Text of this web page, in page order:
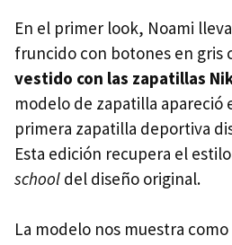
En el primer look, Noami
fruncido con botones en gris
vestido con las zapatillas
modelo de zapatilla apareció
primera zapatilla deportiva
Esta edición recupera el
school del diseño original.
La modelo nos muestra